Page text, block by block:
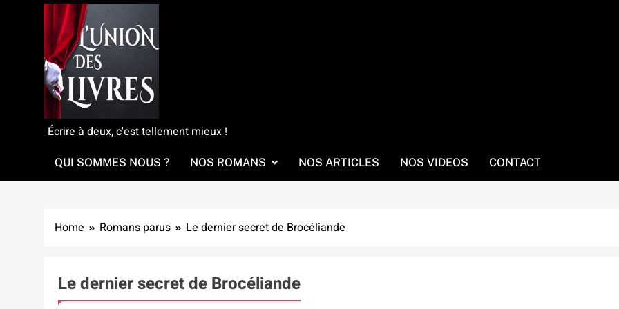
L'Union Des Livres
Écrire à deux, c'est tellement mieux !
QUI SOMMES NOUS ? NOS ROMANS NOS ARTICLES NOS VIDEOS CONTACT
Home Romans parus Le dernier secret de Brocéliande
Le dernier secret de Brocéliande